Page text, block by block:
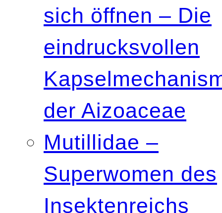
sich öffnen – Die
eindrucksvollen
der Aizoaceae
Mutillidae –
Superwomen des
Insektenreichs